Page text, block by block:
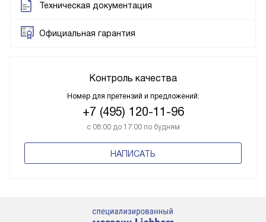
Техническая документация
Официальная гарантия
Контроль качества
Номер для претензий и предложений:
+7 (495) 120-11-96
с 08:00 до 17:00 по будням
НАПИСАТЬ